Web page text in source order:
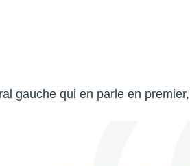
gauche qui en parle en premier,